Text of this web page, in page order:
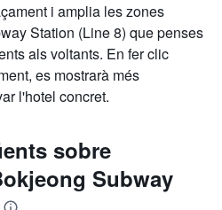
i amplia les zones
Station (Line 8) que penses
als voltants. En fer clic
es mostrarà més
l'hotel concret.
sobre
Subway